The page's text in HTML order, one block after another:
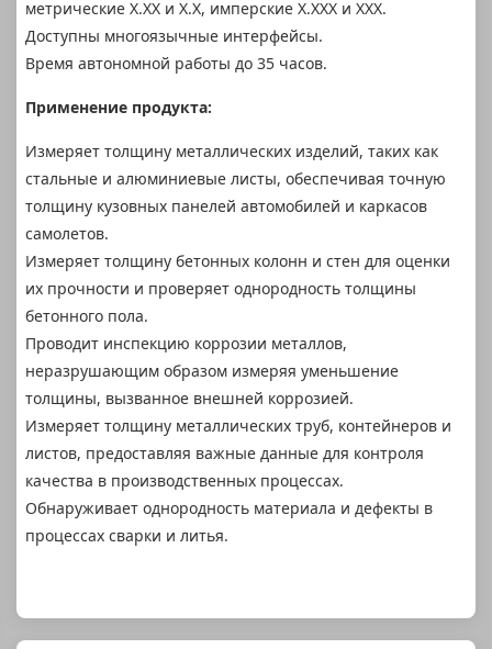
метрические X.XX и X.X, имперские X.XXX и XXX.
Доступны многоязычные интерфейсы.
Время автономной работы до 35 часов.
Применение продукта:
Измеряет толщину металлических изделий, таких как
стальные и алюминиевые листы, обеспечивая точную
толщину кузовных панелей автомобилей и каркасов
самолетов.
Измеряет толщину бетонных колонн и стен для оценки
их прочности и проверяет однородность толщины
бетонного пола.
Проводит инспекцию коррозии металлов,
неразрушающим образом измеряя уменьшение
толщины, вызванное внешней коррозией.
Измеряет толщину металлических труб, контейнеров и
листов, предоставляя важные данные для контроля
качества в производственных процессах.
Обнаруживает однородность материала и дефекты в
процессах сварки и литья.